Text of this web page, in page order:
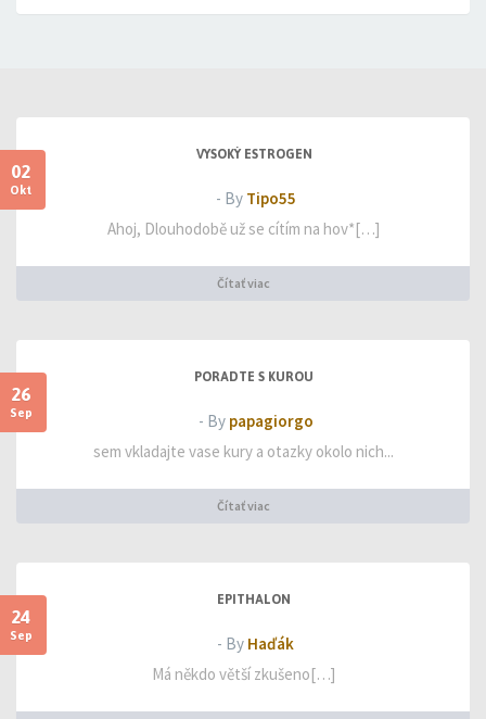
02
Okt
VYSOKÝ ESTROGEN
- By Tipo55
Ahoj, Dlouhodobě už se cítím na hov*[…]
Čítať viac
26
Sep
PORADTE S KUROU
- By papagiorgo
sem vkladajte vase kury a otazky okolo nich...
Čítať viac
24
Sep
EPITHALON
- By Haďák
Má někdo větší zkušeno[…]